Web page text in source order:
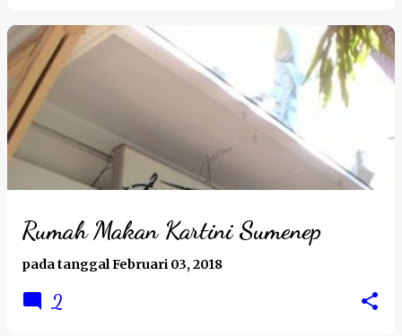
Rumah Makan Kartini Sumenep
pada tanggalFebruari 03, 2018
2